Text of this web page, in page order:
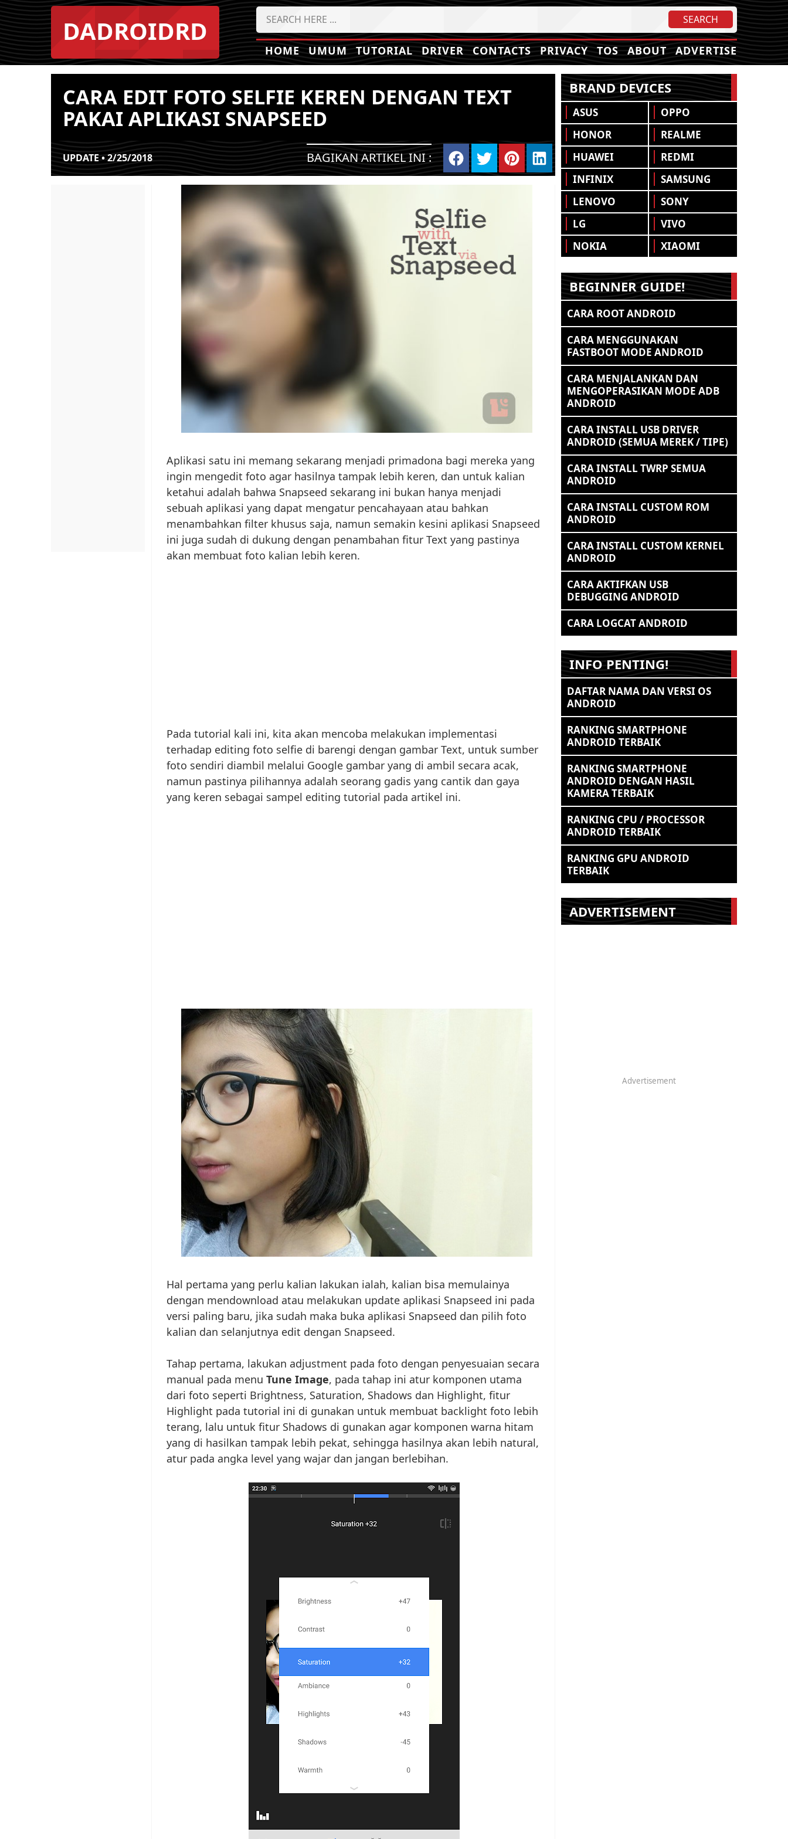
DADROIDRD
HOME UMUM TUTORIAL DRIVER CONTACTS PRIVACY TOS ABOUT ADVERTISE
CARA EDIT FOTO SELFIE KEREN DENGAN TEXT
PAKAI APLIKASI SNAPSEED
UPDATE • 2/25/2018 BAGIKAN ARTIKEL INI :
Aplikasi satu ini memang sekarang menjadi primadona bagi mereka yang
ingin mengedit foto agar hasilnya tampak lebih keren, dan untuk kalian
ketahui adalah bahwa Snapseed sekarang ini bukan hanya menjadi
sebuah aplikasi yang dapat mengatur pencahayaan atau bahkan
menambahkan filter khusus saja, namun semakin kesini aplikasi Snapseed
ini juga sudah di dukung dengan penambahan fitur Text yang pastinya
akan membuat foto kalian lebih keren.
Pada tutorial kali ini, kita akan mencoba melakukan implementasi
terhadap editing foto selfie di barengi dengan gambar Text, untuk sumber
foto sendiri diambil melalui Google gambar yang di ambil secara acak,
namun pastinya pilihannya adalah seorang gadis yang cantik dan gaya
yang keren sebagai sampel editing tutorial pada artikel ini.
Hal pertama yang perlu kalian lakukan ialah, kalian bisa memulainya
dengan mendownload atau melakukan update aplikasi Snapseed ini pada
versi paling baru, jika sudah maka buka aplikasi Snapseed dan pilih foto
kalian dan selanjutnya edit dengan Snapseed.
Tahap pertama, lakukan adjustment pada foto dengan penyesuaian secara
manual pada menu Tune Image, pada tahap ini atur komponen utama
dari foto seperti Brightness, Saturation, Shadows dan Highlight, fitur
Highlight pada tutorial ini di gunakan untuk membuat backlight foto lebih
terang, lalu untuk fitur Shadows di gunakan agar komponen warna hitam
yang di hasilkan tampak lebih pekat, sehingga hasilnya akan lebih natural,
atur pada angka level yang wajar dan jangan berlebihan.
BRAND DEVICES
ASUS
HONOR
HUAWEI
INFINIX
LENOVO
LG
NOKIA
OPPO
REALME
REDMI
SAMSUNG
SONY
VIVO
XIAOMI
BEGINNER GUIDE!
CARA ROOT ANDROID
CARA MENGGUNAKAN
FASTBOOT MODE ANDROID
CARA MENJALANKAN DAN
MENGOPERASIKAN MODE ADB
ANDROID
CARA INSTALL USB DRIVER
ANDROID (SEMUA MEREK / TIPE)
CARA INSTALL TWRP SEMUA
ANDROID
CARA INSTALL CUSTOM ROM
ANDROID
CARA INSTALL CUSTOM KERNEL
ANDROID
CARA AKTIFKAN USB
DEBUGGING ANDROID
CARA LOGCAT ANDROID
INFO PENTING!
DAFTAR NAMA DAN VERSI OS
ANDROID
RANKING SMARTPHONE
ANDROID TERBAIK
RANKING SMARTPHONE
ANDROID DENGAN HASIL
KAMERA TERBAIK
RANKING CPU / PROCESSOR
ANDROID TERBAIK
RANKING GPU ANDROID
TERBAIK
ADVERTISEMENT
Advertisement